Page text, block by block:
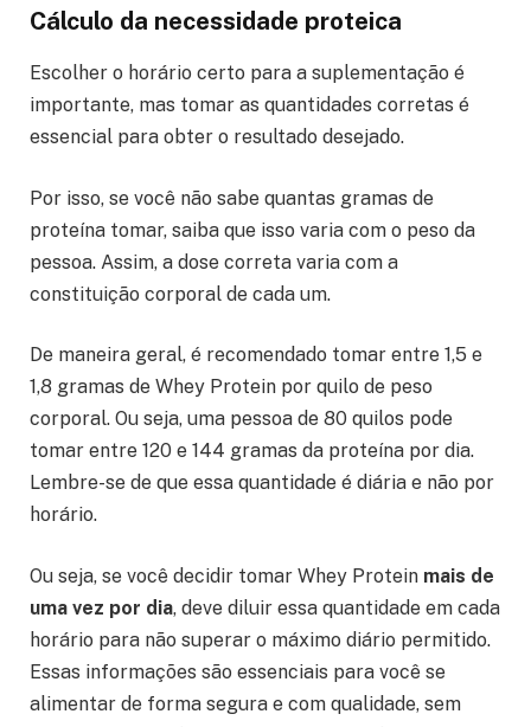
Cálculo da necessidade proteica
Escolher o horário certo para a suplementação é
importante, mas tomar as quantidades corretas é
essencial para obter o resultado desejado.
Por isso, se você não sabe quantas gramas de
proteína tomar, saiba que isso varia com o peso da
pessoa. Assim, a dose correta varia com a
constituição corporal de cada um.
De maneira geral, é recomendado tomar entre 1,5 e
1,8 gramas de Whey Protein por quilo de peso
corporal. Ou seja, uma pessoa de 80 quilos pode
tomar entre 120 e 144 gramas da proteína por dia.
Lembre-se de que essa quantidade é diária e não por
horário.
Ou seja, se você decidir tomar Whey Protein mais de
uma vez por dia, deve diluir essa quantidade em cada
horário para não superar o máximo diário permitido.
Essas informações são essenciais para você se
alimentar de forma segura e com qualidade, sem